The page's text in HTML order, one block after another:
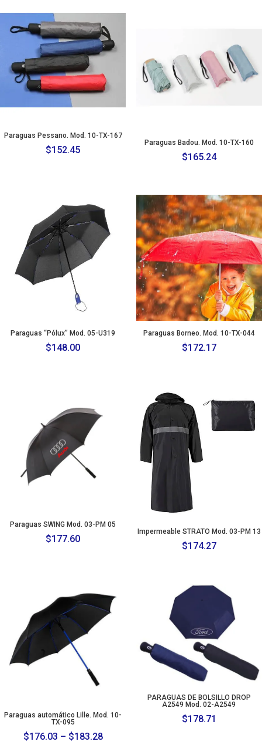
Paraguas Pessano. Mod. 10-TX-167
$152.45
Paraguas Badou. Mod. 10-TX-160
$165.24
Paraguas “Pólux” Mod. 05-U319
$148.00
Paraguas Borneo. Mod. 10-TX-044
$172.17
Paraguas SWING Mod. 03-PM 05
$177.60
Impermeable STRATO Mod. 03-PM 13
$174.27
Paraguas automático Lille. Mod. 10-
TX-095
$176.03 – $183.28Price
PARAGUAS DE BOLSILLO DROP
A2549 Mod. 02-A2549
$178.71